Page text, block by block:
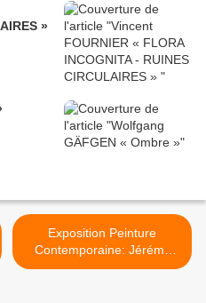
»
Exposition Peinture
Contemporaine: Jérémy
LIRON « Tacet » >